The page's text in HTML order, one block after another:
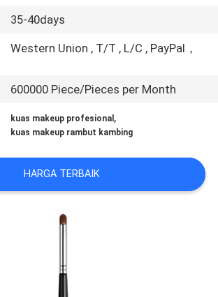
35-40days
Western Union , T/T , L/C , PayPal，
600000 Piece/Pieces per Month
kuas makeup profesional ,
kuas makeup rambut kambing
HARGA TERBAIK